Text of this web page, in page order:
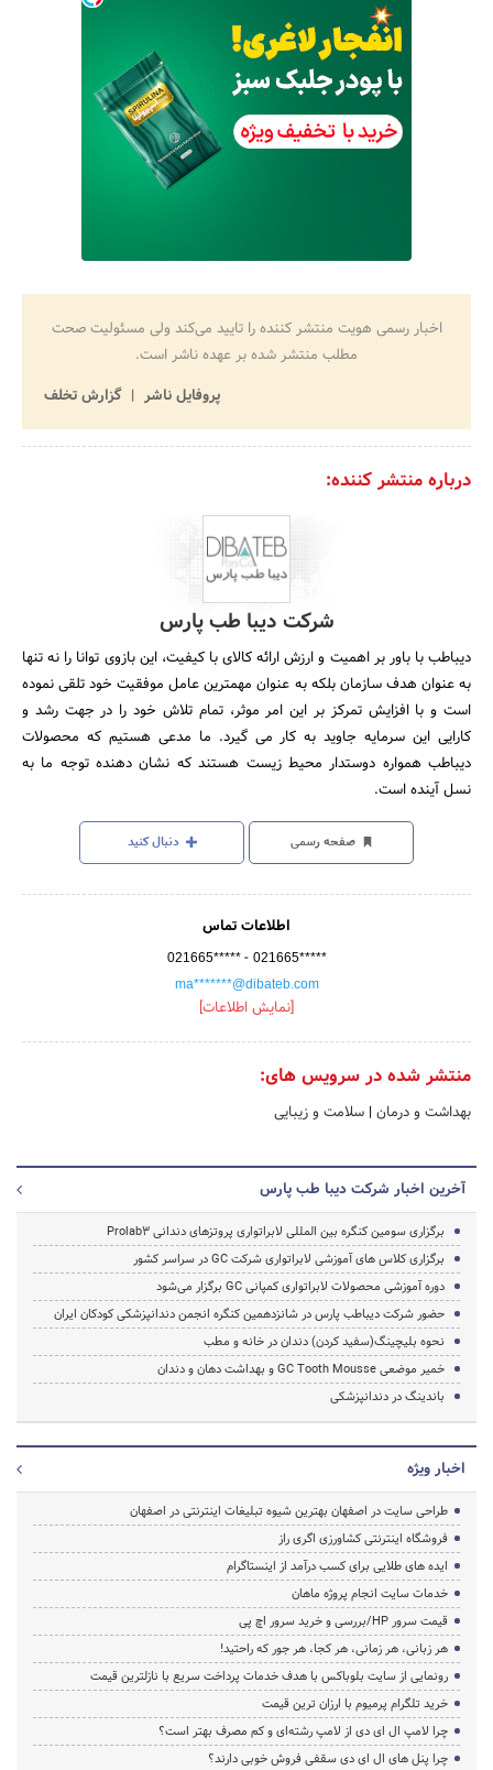
اخبار رسمی هویت منتشر کننده را تایید می‌کند ولی مسئولیت صحت
مطلب منتشر شده بر عهده ناشر است.
پروفایل ناشر
گزارش تخلف
درباره منتشر کننده:
شرکت دیبا طب پارس
دیباطب با باور بر اهمیت و ارزش ارائه کالای با کیفیت، این بازوی توانا را نه تنها
به عنوان هدف سازمان بلکه به عنوان مهمترین عامل موفقیت خود تلقی نموده
است و با افزایش تمرکز بر این امر موثر، تمام تلاش خود را در جهت رشد و
کارایی این سرمایه جاوید به کار می گیرد. ما مدعی هستیم که محصولات
دیباطب همواره دوستدار محیط زیست هستند که نشان دهنده توجه ما به
نسل آینده است.
صفحه رسمی دنبال کنید
اطلاعات تماس
021665***** - 021665*****
ma*******@dibateb.com
[نمایش اطلاعات]
منتشر شده در سرویس های:
بهداشت و درمان | سلامت و زیبایی
آخرین اخبار شرکت دیبا طب پارس
برگزاری سومین کنگره بین المللی لابراتواری پروتزهای دندانی Prolab3
برگزاری کلاس های آموزشی لابراتواری شرکت GC در سراسر کشور
دوره آموزشی محصولات لابراتواری کمپانی GC برگزار می‌شود
حضور شرکت دیباطب پارس در شانزدهمین کنگره انجمن دندانپزشکی کودکان ایران
نحوه بلیچینگ(سفید کردن) دندان در خانه و مطب
خمیر موضعی GC Tooth Mousse و بهداشت دهان و دندان
باندینگ در دندانپزشکی
اخبار ویژه
طراحی سایت در اصفهان بهترین شیوه تبلیغات اینترنتی در اصفهان
فروشگاه اینترنتی کشاورزی اگری راز
ایده های طلایی برای کسب درآمد از اینستاگرام
خدمات سایت انجام پروژه ماهان
قیمت سرور HP/بررسی و خرید سرور اچ پی
هر زبانی، هر زمانی، هر کجا، هر جور که راحتید!
رونمایی از سایت بلوباکس با هدف خدمات پرداخت سریع با نازلترین قیمت
خرید تلگرام پرمیوم با ارزان ترین قیمت
چرا لامپ ال ای دی از لامپ رشته‌ای و کم مصرف بهتر است؟
چرا پنل های ال ای دی سقفی فروش خوبی دارند؟